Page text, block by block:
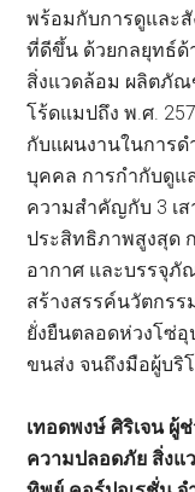
พร้อมกับการดูและ
ที่ดีขึ้น ด้วยกลยุทธ์
สิ่งแวดล้อม ผลิตภัณ
โร้ดแมปถึง พ.ศ.
กับแผนงานในการ
บุคคล การกำกับดูแ
ความสำคัญกับ 3 เ
ประสิทธิภาพสูงสุด
อากาศ และบรรจุภั
สร้างสรรค์นวัตกร
ยั่งยืนตลอดห่วงโซ่
ขนส่ง จนถึงมือผู้บริ
เทอดพงษ์ ศิริเจน
ความปลอดภัย สิ่ง